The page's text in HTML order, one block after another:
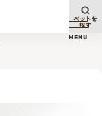
メニ
MENU
ペットを
探す